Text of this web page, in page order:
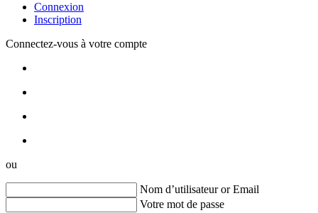
Connexion
Inscription
Connectez-vous à votre compte
ou
Nom d’utilisateur or Email
Votre mot de passe